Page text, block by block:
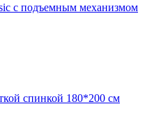
с подъемным механизмом
спинкой 180*200 см